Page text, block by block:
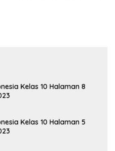
Kelas 10 Halaman 8
Kelas 10 Halaman 5